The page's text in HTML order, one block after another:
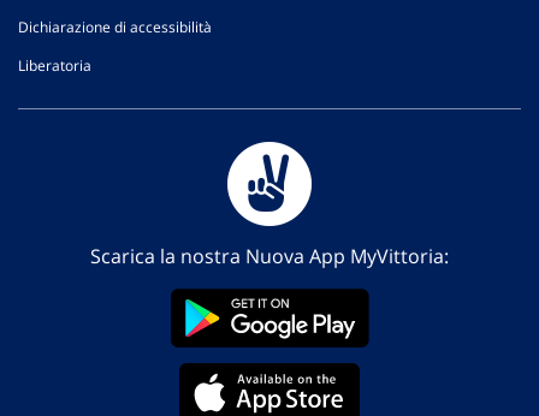
Dichiarazione di accessibilità
Liberatoria
Scarica la nostra Nuova App MyVittoria: